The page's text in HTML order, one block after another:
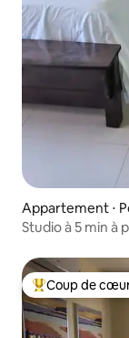
Appartement ⋅
Studio à 5 min à
Coups de cœur
Coup de